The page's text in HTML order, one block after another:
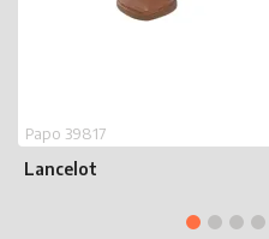
Lancelot
Papo 39817